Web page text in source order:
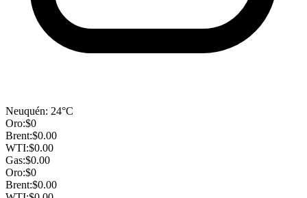
Neuquén: 24°C
Oro:$0
Brent:$0.00
WTI:$0.00
Gas:$0.00
Oro:$0
Brent:$0.00